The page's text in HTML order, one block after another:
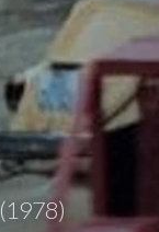
(1978)